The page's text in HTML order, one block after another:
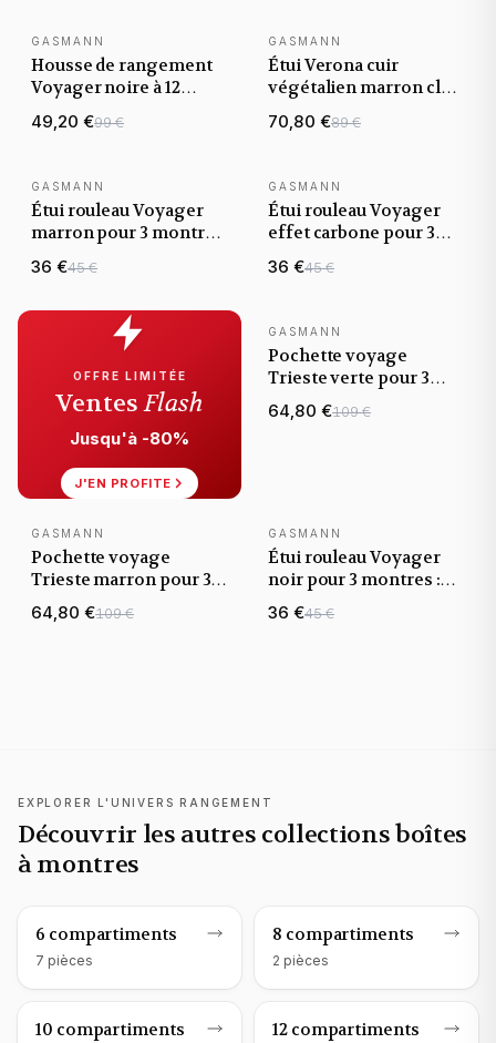
NOUVEAUTÉ
GASMANN
Housse de rangement
Voyager noire à 12
compartiments
fermeture éclair
49,20 €99 €
NOUVEAUTÉ
GASMANN
Étui Verona cuir
végétalien marron clair
pour 3 montres
70,80 €89 €
NOUVEAUTÉ
GASMANN
Étui rouleau Voyager
marron pour 3 montres
36 €45 €
NOUVEAUTÉ
GASMANN
Étui rouleau Voyager
effet carbone pour 3
voyage
36 €45 €
OFFRE LIMITÉE
VentesFlash
Jusqu'à -80%
J'EN PROFITE
NOUVEAUTÉ
GASMANN
Pochette voyage
Trieste verte pour 3
montres, fermeture
rabat
64,80 €109 €
NOUVEAUTÉ
GASMANN
Pochette voyage
Trieste marron pour 3
montres, fermeture
rabat
64,80 €109 €
NOUVEAUTÉ
GASMANN
Étui rouleau Voyager
noir pour 3 montres :
Watch Roll voyage
36 €45 €
EXPLORER L'UNIVERS RANGEMENT
Découvrir les autres collections boîtes
à montres
Rangement montres
6 compartiments
7 pièces
Rangement montres
8 compartiments
2 pièces
Rangement montres
10 compartiments Rangement montres
12 compartiments